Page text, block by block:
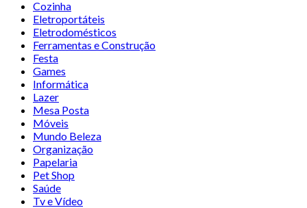
Cozinha
Eletroportáteis
Eletrodomésticos
Ferramentas e Construção
Festa
Games
Informática
Lazer
Mesa Posta
Móveis
Mundo Beleza
Organização
Papelaria
Pet Shop
Saúde
Tv e Vídeo